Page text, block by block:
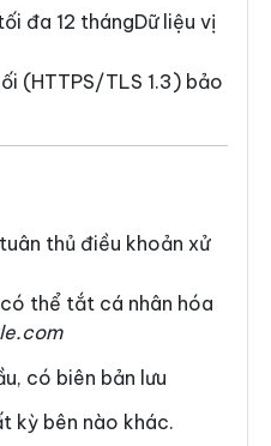
đa 12 thángDữ liệu vị
(HTTPS/TLS 1.3) bảo
thủ điều khoản xử
thể tắt cá nhân hóa
có biên bản lưu
kỳ bên nào khác.